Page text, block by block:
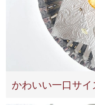
かわいい一口サ